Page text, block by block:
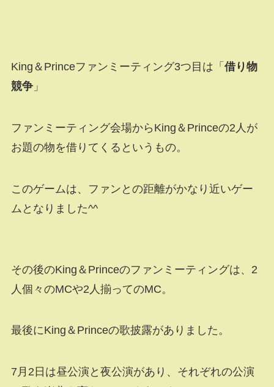
King＆Princeファンミーティング3つ目は「 借り物
競争」
ファンミーティング会場からKing＆Princeの2人が
お題の物を借りてくるというもの。
このゲームは、ファンとの距離がかなり近いゲー
ムとなりました^^
その後のKing＆Princeのファンミーティングは、2
人個々のMCや2人揃ってのMC。
最後にKing＆Princeの歌披露がありました。
7月2日は昼公演と夜公演があり、それぞれの公演